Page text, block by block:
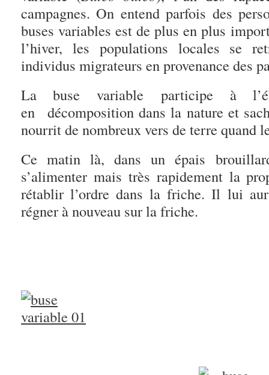
campagnes. On entend parfois des
buses variables est de plus en plus
l’hiver, les populations locales se
individus migrateurs en provenance des
La buse variable participe à
en décomposition dans la nature et
nourrit de nombreux vers de terre quand
Ce matin là, dans un épais
s’alimenter mais très rapidement la
rétablir l’ordre dans la friche. Il lui
régner à nouveau sur la friche.